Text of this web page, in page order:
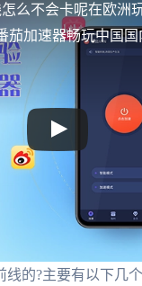
么不会卡呢在欧洲
茄加速器畅玩中国国
线的?主要有以下几